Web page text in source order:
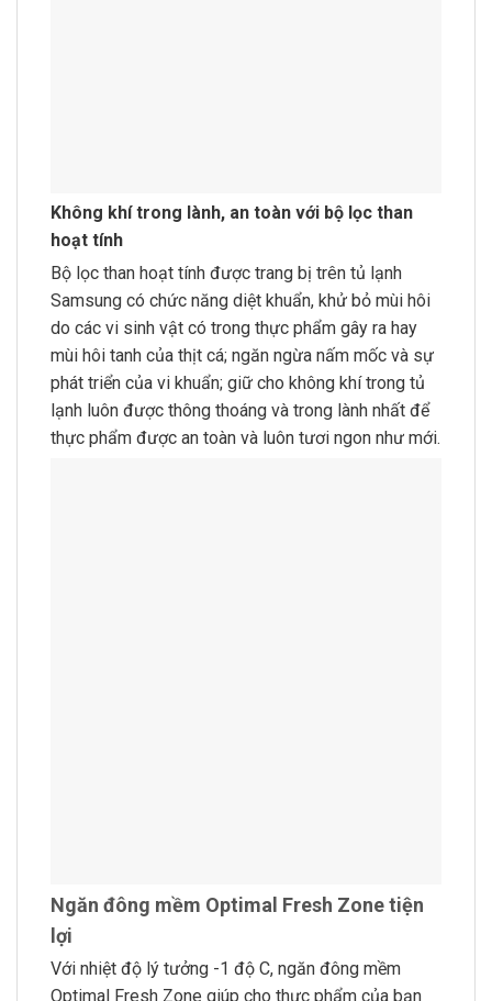
Không khí trong lành, an toàn với bộ lọc than
hoạt tính
Bộ lọc than hoạt tính được trang bị trên tủ lạnh
Samsung có chức năng diệt khuẩn, khử bỏ mùi hôi
do các vi sinh vật có trong thực phẩm gây ra hay
mùi hôi tanh của thịt cá; ngăn ngừa nấm mốc và sự
phát triển của vi khuẩn; giữ cho không khí trong tủ
lạnh luôn được thông thoáng và trong lành nhất để
thực phẩm được an toàn và luôn tươi ngon như mới.
Ngăn đông mềm Optimal Fresh Zone tiện
lợi
Với nhiệt độ lý tưởng -1 độ C, ngăn đông mềm
Optimal Fresh Zone giúp cho thực phẩm của bạn